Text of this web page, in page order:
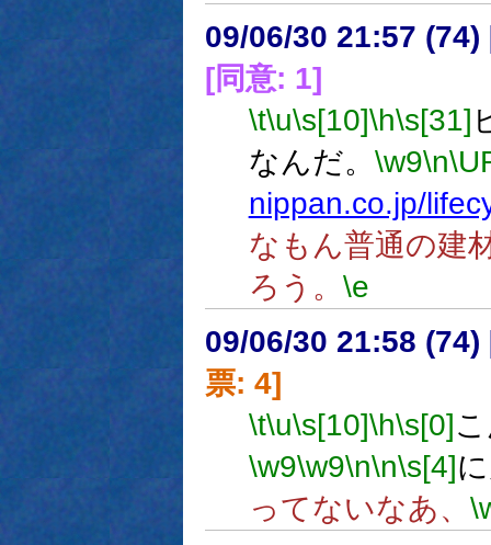
09/06/30 21:57 (74)
[同意: 1]
\t\u\s[10]\h\s[31]
なんだ。 \w9\n
nippan.co.jp/
なもん普通の建
ろう。 \e
09/06/30 21:58 (74)
票: 4]
\t\u\s[10]\h\s[0]
\w9\w9\n\n\s[4]
ってないなあ、